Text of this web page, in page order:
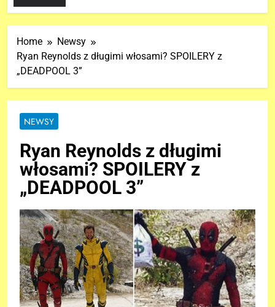
Home
Newsy
Ryan Reynolds z długimi włosami? SPOILERY z
„DEADPOOL 3”
NEWSY
Ryan Reynolds z długimi
włosami? SPOILERY z
„DEADPOOL 3”